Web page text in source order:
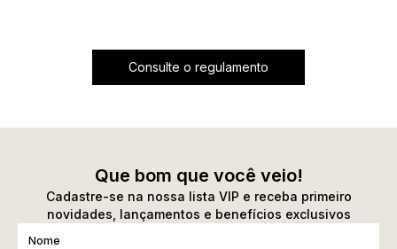
Consulte o regulamento
Que bom que você veio!
Cadastre-se na nossa lista VIP e receba primeiro
novidades, lançamentos e benefícios exclusivos